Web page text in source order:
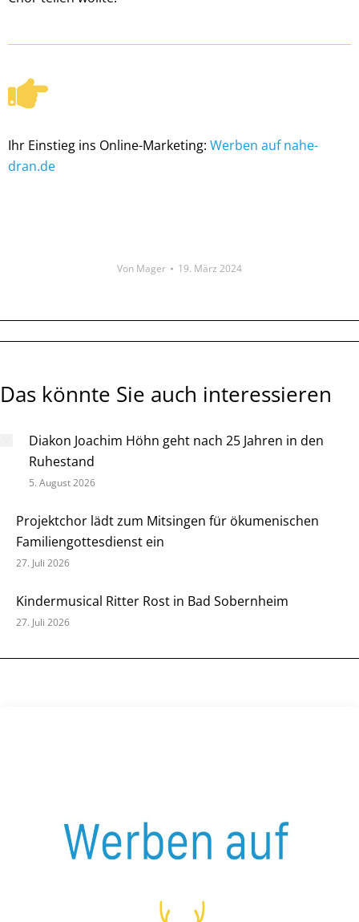
Ihr Einstieg ins Online-Marketing: Werben auf nahe-
dran.de
Von Mager 19. März 2024
Das könnte Sie auch interessieren
Diakon Joachim Höhn geht nach 25 Jahren in den
Ruhestand
5. August 2026
Projektchor lädt zum Mitsingen für ökumenischen
Familiengottesdienst ein
27. Juli 2026
Kindermusical Ritter Rost in Bad Sobernheim
27. Juli 2026